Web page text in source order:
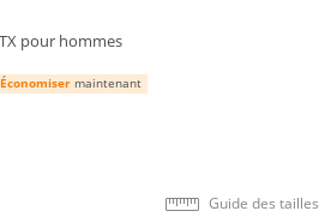
pour hommes
Économiser maintenant
Guide des tailles